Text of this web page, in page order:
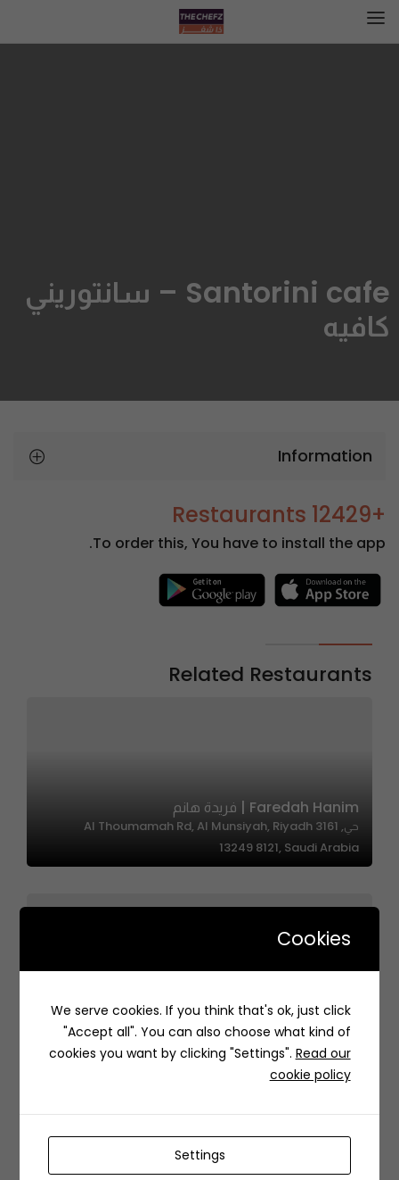
Santorini cafe – سانتوريني
كافيه
Information
+12429 Restaurants
To order this, You have to install the app.
Related Restaurants
Faredah Hanim | فريدة هانم
حي, 3161 Al Thoumamah Rd, Al Munsiyah, Riyadh
13249 8121, Saudi Arabia
Totii Sweet | توتي سويت
MPV4+W47 As Sulimaniyah, Riyadh Saudi Arabia
Cookies
We serve cookies. If you think that's ok, just click
"Accept all". You can also choose what kind of
cookies you want by clicking "Settings". Read our
cookie policy
Settings